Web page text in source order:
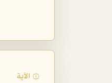
۞ الآية